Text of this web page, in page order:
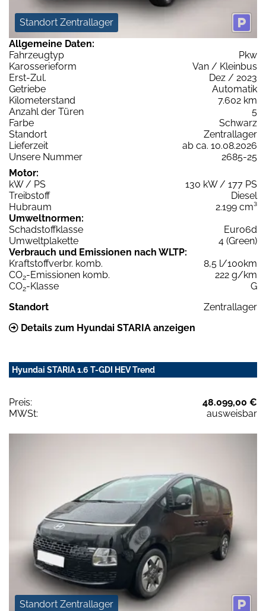
Standort Zentrallager
Allgemeine Daten:
Fahrzeugtyp
Pkw
Karosserieform
Van / Kleinbus
Erst-Zul.
Dez / 2023
Getriebe
Automatik
Kilometerstand
7.602 km
Anzahl der Türen
5
Farbe
Schwarz
Standort
Zentrallager
Lieferzeit
ab ca. 10.08.2026
Unsere Nummer
2685-25
Motor:
kW / PS
130 kW / 177 PS
Treibstoff
Diesel
Hubraum
2.199 cm³
Umweltnormen:
Schadstoffklasse
Euro6d
Umweltplakette
4 (Green)
Verbrauch und Emissionen nach WLTP:
Kraftstoffverbr. komb.
8,5 l/100km
CO2-Emissionen komb.
222 g/km
CO2-Klasse
G
Standort
Zentrallager
Details zum Hyundai STARIA anzeigen
Hyundai STARIA 1.6 T-GDI HEV Trend
Preis:
48.099,00 €
MWSt:
ausweisbar
Standort Zentrallager